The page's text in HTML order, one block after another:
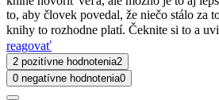
to, aby človek povedal, že niečo stálo za
knihy to rozhodne platí. Čeknite si to a
reagovať
2 pozitívne hodnotenia2
0 negatívne hodnotenia0